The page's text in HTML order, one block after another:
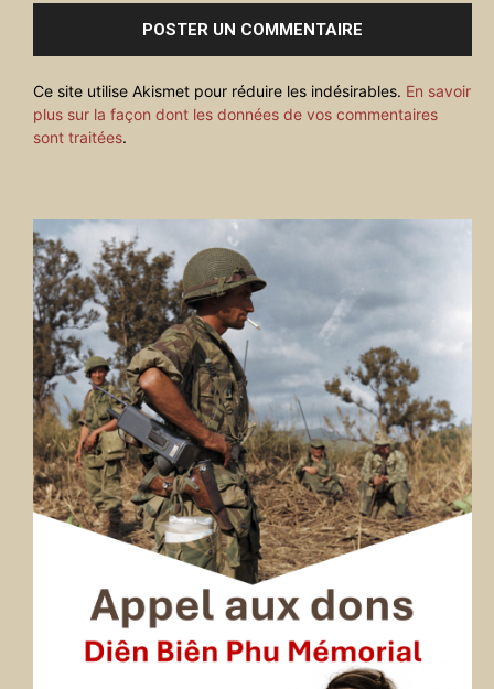
Ce site utilise Akismet pour réduire les indésirables. En savoir
plus sur la façon dont les données de vos commentaires
sont traitées.